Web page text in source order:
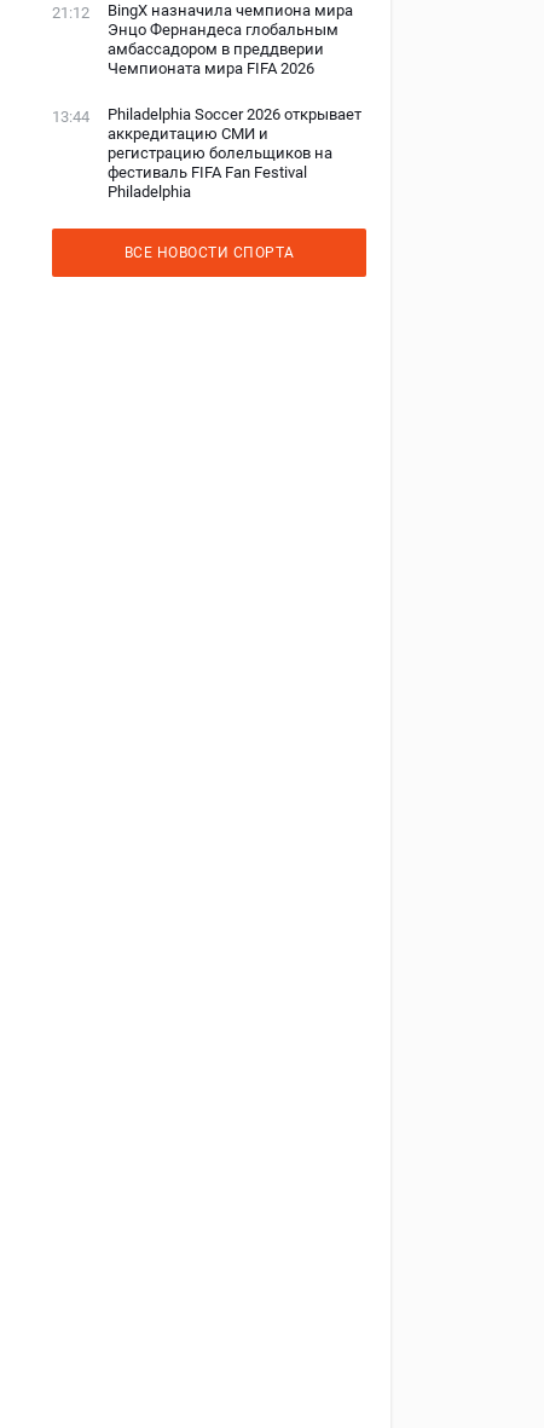
21:12
BingX назначила чемпиона мира
Энцо Фернандеса глобальным
амбассадором в преддверии
Чемпионата мира FIFA 2026
13:44
Philadelphia Soccer 2026 открывает
аккредитацию СМИ и
регистрацию болельщиков на
фестиваль FIFA Fan Festival
Philadelphia
ВСЕ НОВОСТИ СПОРТА